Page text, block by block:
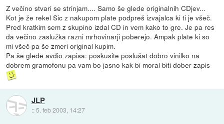
Z večino stvari se strinjam.... Samo še glede originalnih CDjev...
Kot je že rekel Sic z nakupom plate podpreš izvajalca ki ti je všeč.
Pred kratkim sem z skupino izdal CD in vem kako to gre. Je pa res
da večino zaslužka razni mrhovinarji poberejo. Ampak plate ki so
mi všeč pa še zmeri original kupim.
Pa še glede avdio zapisa: poskusite poslušat dobro vinilko na
dobrem gramofonu pa vam bo jasno kak bi moral biti dober zapis
JLP
:: 5. feb 2003, 14:27